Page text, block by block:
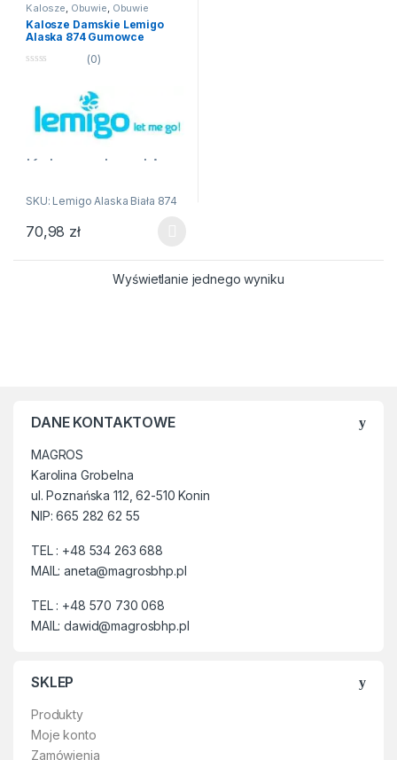
Kalosze, Obuwie, Obuwie
damskie
Kalosze Damskie Lemigo
Alaska 874 Gumowce
Przemysłu Spożywczego
(0)
Kalosze damskie
lekkie z
wyjmowanym
Lemigo Alaska
jakościowego, lekkiego i
wytrzymałego tworzywa EVA.
✔ Para waży jedynie ok. 500
gram.
✔ Obuwie jest lżejsze od
produktów z gumy lub PVC.
✔ Główną zaletą obuwia z tego
tworzywa jest twardość i
mieszance chemicznej.
odpornym na zniekształcenia,
rozrywanie i szkodliwe
SKU: Lemigo Alaska Biała 874
70,98 zł
Ten produkt ma wiele wariantów. Opcje można wybrać na
Wyświetlanie jednego wyniku
DANE KONTAKTOWE
MAGROS
Karolina Grobelna
ul. Poznańska 112, 62-510 Konin
NIP: 665 282 62 55
TEL : +48 534 263 688
MAIL: aneta@magrosbhp.pl
TEL : +48 570 730 068
MAIL: dawid@magrosbhp.pl
SKLEP
Produkty
Moje konto
Zamówienia